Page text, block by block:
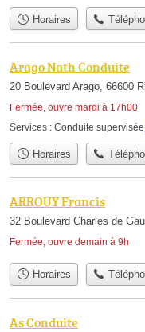
Horaires
Arago Nath Conduite
20 Boulevard Arago, 66600
Fermée, ouvre mardi à 17h00
Services : Conduite supervisée
Horaires
ARROUY Francis
32 Boulevard Charles de
Fermée, ouvre demain à 9h
Horaires
As Conduite